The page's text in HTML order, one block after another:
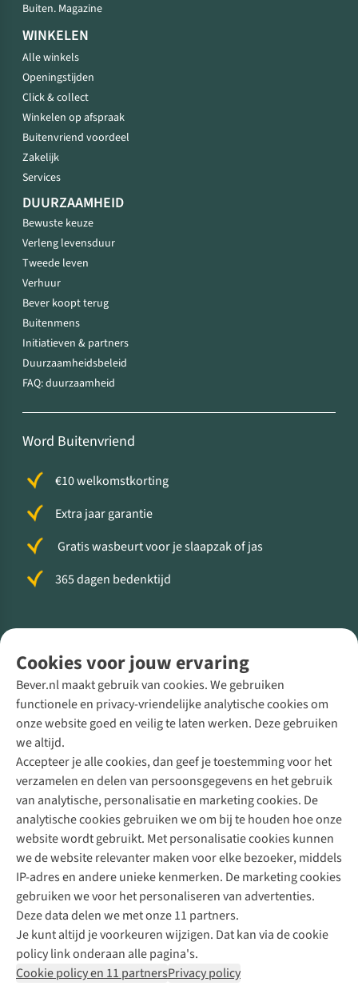
Cookies voor jouw ervaring
Bever.nl maakt gebruik van cookies. We gebruiken
functionele en privacy-vriendelijke analytische cookies om
onze website goed en veilig te laten werken. Deze gebruiken
we altijd.
Accepteer je alle cookies, dan geef je toestemming voor het
verzamelen en delen van persoonsgegevens en het gebruik
van analytische, personalisatie en marketing cookies. De
analytische cookies gebruiken we om bij te houden hoe onze
website wordt gebruikt. Met personalisatie cookies kunnen
we de website relevanter maken voor elke bezoeker, middels
IP-adres en andere unieke kenmerken. De marketing cookies
gebruiken we voor het personaliseren van advertenties.
Deze data delen we met onze 11 partners.
Je kunt altijd je voorkeuren wijzigen. Dat kan via de cookie
policy link onderaan alle pagina's.
Cookie policy en 11 partnersPrivacy policy
Buiten. Magazine
WINKELEN
Alle winkels
Openingstijden
Click & collect
Winkelen op afspraak
Buitenvriend voordeel
Zakelijk
Services
DUURZAAMHEID
Bewuste keuze
Verleng levensduur
Tweede leven
Verhuur
Bever koopt terug
Buitenmens
Initiatieven & partners
Duurzaamheidsbeleid
FAQ: duurzaamheid
Word Buitenvriend
€10 welkomstkorting
Extra jaar garantie
Gratis wasbeurt voor je slaapzak of jas
365 dagen bedenktijd
Direct advies van een Buitenexpert
+31 (0)85 888 50 88
+31 6 12 28 49 80
Contactformulier